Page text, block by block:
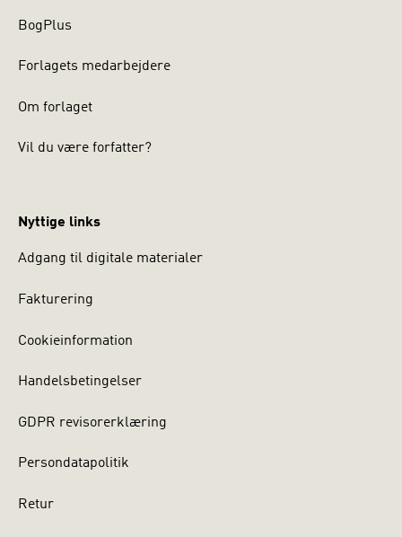
BogPlus
Forlagets medarbejdere
Om forlaget
Vil du være forfatter?
Nyttige links
Adgang til digitale materialer
Fakturering
Cookieinformation
Handelsbetingelser
GDPR revisorerklæring
Persondatapolitik
Retur